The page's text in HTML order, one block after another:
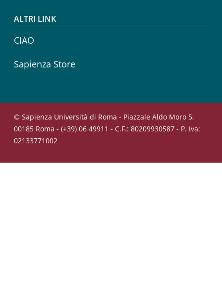
ALTRI LINK
CIAO
Sapienza Store
© Sapienza Università di Roma - Piazzale Aldo Moro 5,
00185 Roma - (+39) 06 49911 - C.F.: 80209930587 - P. Iva:
02133771002